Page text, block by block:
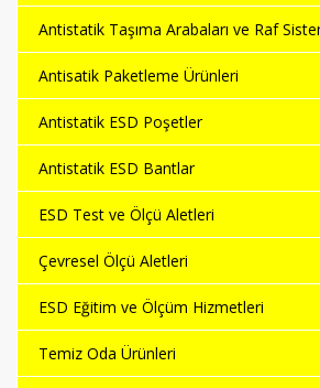
Antistatik Taşıma Arabaları ve Raf
Antisatik Paketleme Ürünleri
Antistatik ESD Poşetler
Antistatik ESD Bantlar
ESD Test ve Ölçü Aletleri
Çevresel Ölçü Aletleri
ESD Eğitim ve Ölçüm Hizmetleri
Temiz Oda Ürünleri